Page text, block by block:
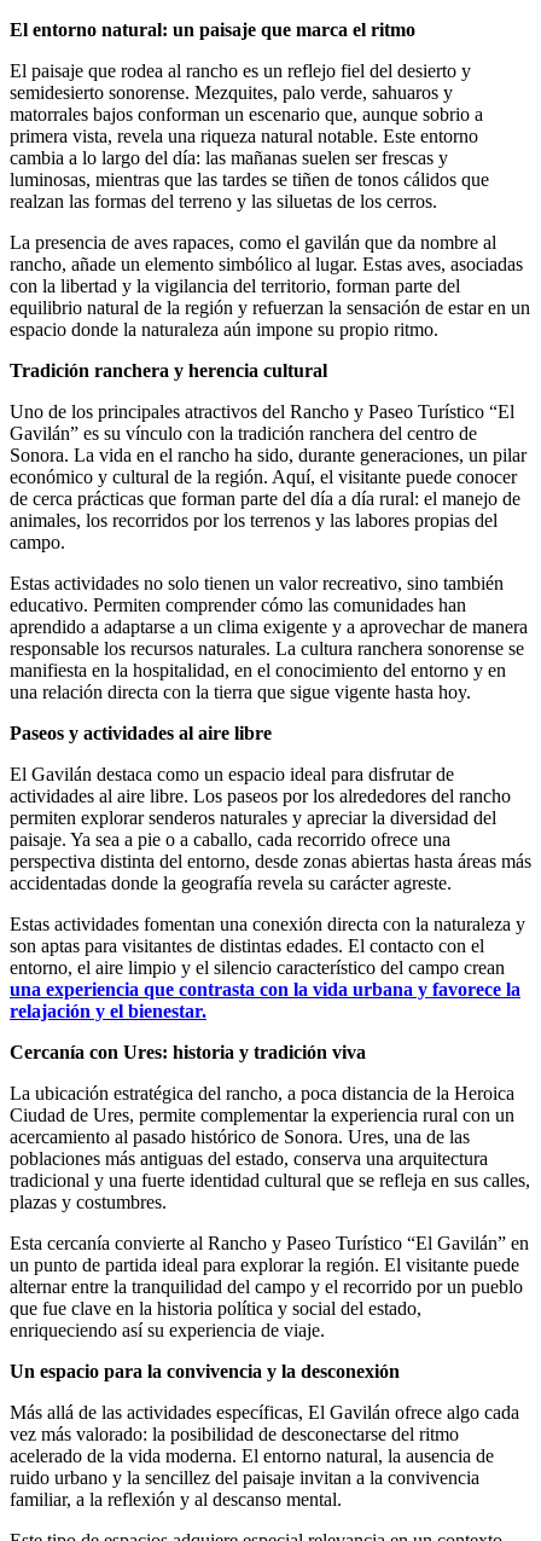
El entorno natural: un paisaje que marca el ritmo
El paisaje que rodea al rancho es un reflejo fiel del desierto y
semidesierto sonorense. Mezquites, palo verde, sahuaros y
matorrales bajos conforman un escenario que, aunque sobrio a
primera vista, revela una riqueza natural notable. Este entorno
cambia a lo largo del día: las mañanas suelen ser frescas y
luminosas, mientras que las tardes se tiñen de tonos cálidos que
realzan las formas del terreno y las siluetas de los cerros.
La presencia de aves rapaces, como el gavilán que da nombre al
rancho, añade un elemento simbólico al lugar. Estas aves, asociadas
con la libertad y la vigilancia del territorio, forman parte del
equilibrio natural de la región y refuerzan la sensación de estar en un
espacio donde la naturaleza aún impone su propio ritmo.
Tradición ranchera y herencia cultural
Uno de los principales atractivos del Rancho y Paseo Turístico “El
Gavilán” es su vínculo con la tradición ranchera del centro de
Sonora. La vida en el rancho ha sido, durante generaciones, un pilar
económico y cultural de la región. Aquí, el visitante puede conocer
de cerca prácticas que forman parte del día a día rural: el manejo de
animales, los recorridos por los terrenos y las labores propias del
campo.
Estas actividades no solo tienen un valor recreativo, sino también
educativo. Permiten comprender cómo las comunidades han
aprendido a adaptarse a un clima exigente y a aprovechar de manera
responsable los recursos naturales. La cultura ranchera sonorense se
manifiesta en la hospitalidad, en el conocimiento del entorno y en
una relación directa con la tierra que sigue vigente hasta hoy.
Paseos y actividades al aire libre
El Gavilán destaca como un espacio ideal para disfrutar de
actividades al aire libre. Los paseos por los alrededores del rancho
permiten explorar senderos naturales y apreciar la diversidad del
paisaje. Ya sea a pie o a caballo, cada recorrido ofrece una
perspectiva distinta del entorno, desde zonas abiertas hasta áreas más
accidentadas donde la geografía revela su carácter agreste.
Estas actividades fomentan una conexión directa con la naturaleza y
son aptas para visitantes de distintas edades. El contacto con el
entorno, el aire limpio y el silencio característico del campo crean
una experiencia que contrasta con la vida urbana y favorece la
relajación y el bienestar.
Cercanía con Ures: historia y tradición viva
La ubicación estratégica del rancho, a poca distancia de la Heroica
Ciudad de Ures, permite complementar la experiencia rural con un
acercamiento al pasado histórico de Sonora. Ures, una de las
poblaciones más antiguas del estado, conserva una arquitectura
tradicional y una fuerte identidad cultural que se refleja en sus calles,
plazas y costumbres.
Esta cercanía convierte al Rancho y Paseo Turístico “El Gavilán” en
un punto de partida ideal para explorar la región. El visitante puede
alternar entre la tranquilidad del campo y el recorrido por un pueblo
que fue clave en la historia política y social del estado,
enriqueciendo así su experiencia de viaje.
Un espacio para la convivencia y la desconexión
Más allá de las actividades específicas, El Gavilán ofrece algo cada
vez más valorado: la posibilidad de desconectarse del ritmo
acelerado de la vida moderna. El entorno natural, la ausencia de
ruido urbano y la sencillez del paisaje invitan a la convivencia
familiar, a la reflexión y al descanso mental.